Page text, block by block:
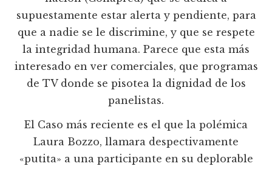
supuestamente estar alerta y pendiente, para
que a nadie se le discrimine, y que se respete
la integridad humana. Parece que esta más
interesado en ver comerciales, que programas
de TV donde se pisotea la dignidad de los
panelistas.
El Caso más reciente es el que la polémica
Laura Bozzo, llamara despectivamente
«putita» a una participante en su deplorable